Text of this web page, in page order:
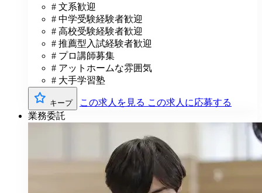
# 文系歓迎
# 中学受験経験者歓迎
# 高校受験経験者歓迎
# 推薦型入試経験者歓迎
# プロ講師募集
# アットホームな雰囲気
# 大手学習塾
キープ この求人を見る この求人に応募する
業務委託